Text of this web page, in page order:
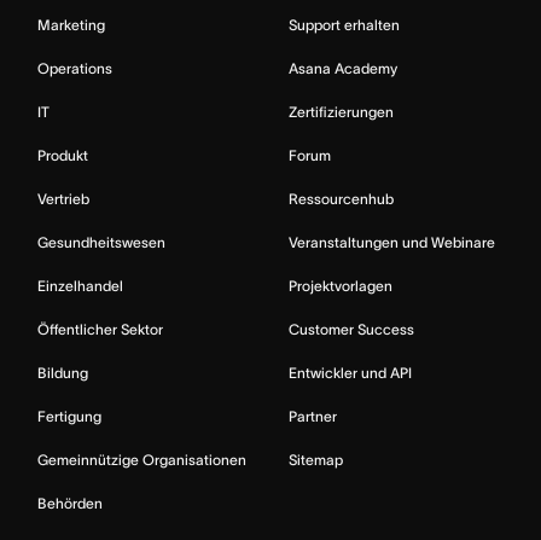
Marketing
Operations
IT
Produkt
Vertrieb
Gesundheitswesen
Einzelhandel
Öffentlicher Sektor
Bildung
Fertigung
Gemeinnützige Organisationen
Behörden
Support erhalten
Asana Academy
Zertifizierungen
Forum
Ressourcenhub
Veranstaltungen und Webinare
Projektvorlagen
Customer Success
Entwickler und API
Partner
Sitemap